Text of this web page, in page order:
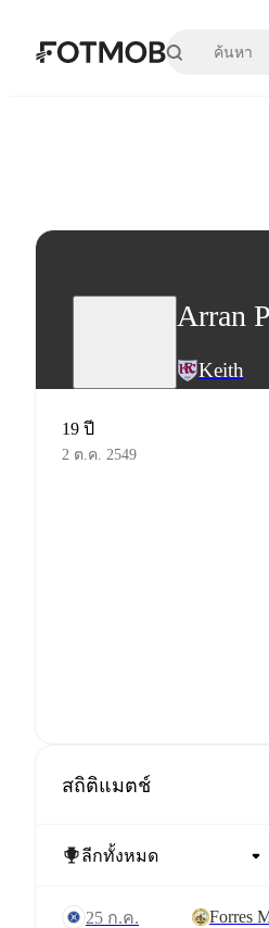
ข้ามไปยังเนื้อหาหลัก
Arran
Keith
19 ปี
2 ต.ค. 2549
สถิติแมตช์
25 ก.ค. Forres